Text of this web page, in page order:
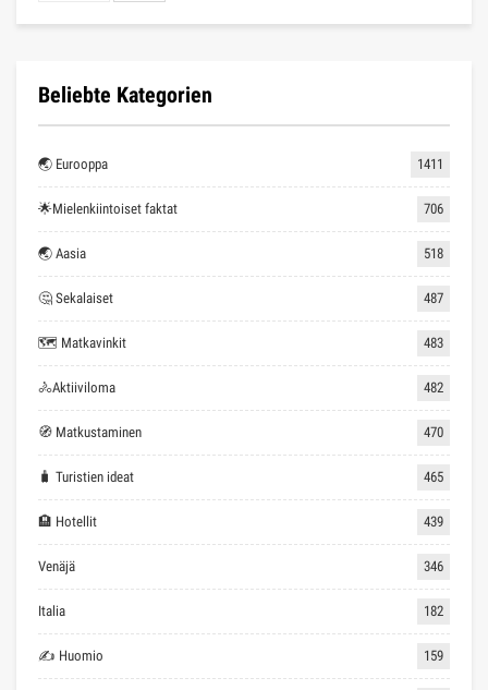
Beliebte Kategorien
🌏 Eurooppa 1411
🌟Mielenkiintoiset faktat 706
🌏 Aasia 518
🤔 Sekalaiset 487
🗺 Matkavinkit 483
🚴Aktiiviloma 482
🧭 Matkustaminen 470
🧳 Turistien ideat 465
🏨 Hotellit 439
Venäjä 346
Italia 182
✍ Huomio 159